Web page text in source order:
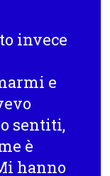
invece
e
sentiti,
è
hanno